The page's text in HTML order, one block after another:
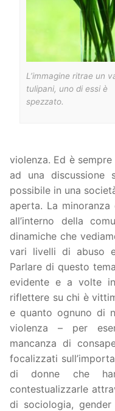
L’immagine ritrae un
tulipani, uno di essi è
spezzato.
violenza. Ed è
ad una discussione
possibile in una
aperta. La minoranza
all’interno della
dinamiche che
vari livelli di abuso
Parlare di questo
evidente e a volte
riflettere su chi è
e quanto ognuno di
violenza – per
mancanza di
focalizzati
di donne che
contestualizzarle
di sociologia,